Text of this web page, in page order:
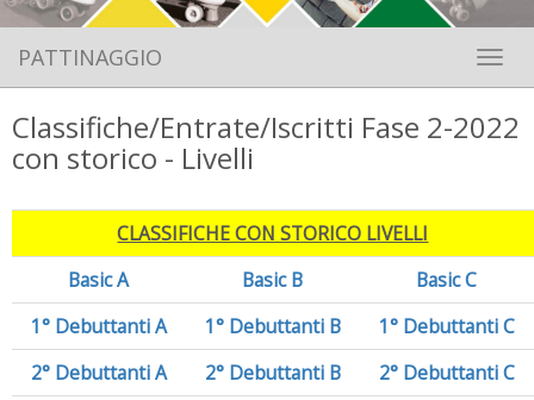
PATTINAGGIO
Classifiche/Entrate/Iscritti Fase 2-2022
con storico - Livelli
CLASSIFICHE CON STORICO LIVELLI
Basic A
Basic B
Basic C
1° Debuttanti A
1° Debuttanti B
1° Debuttanti C
2° Debuttanti A
2° Debuttanti B
2° Debuttanti C